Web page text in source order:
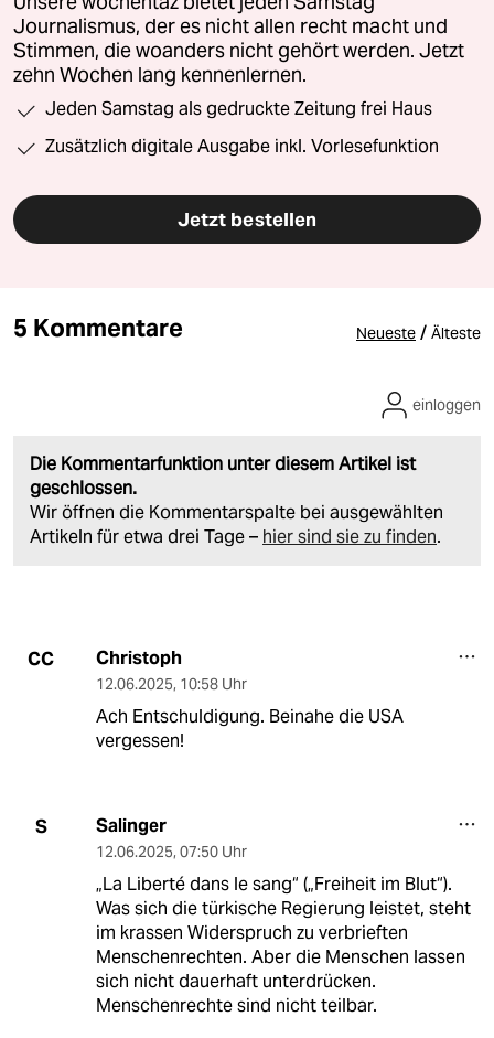
Journalismus, der es nicht allen recht macht und
Stimmen, die woanders nicht gehört werden. Jetzt
zehn Wochen lang kennenlernen.
Jeden Samstag als gedruckte Zeitung frei Haus
Zusätzlich digitale Ausgabe inkl. Vorlesefunktion
Jetzt bestellen
5 Kommentare Neueste / Älteste
Die Kommentarfunktion unter diesem Artikel ist
geschlossen.
Wir öffnen die Kommentarspalte bei ausgewählten
Artikeln für etwa drei Tage – hier sind sie zu finden.
einloggen
CC Christoph
12.06.2025, 10:58 Uhr
Ach Entschuldigung. Beinahe die USA
vergessen!
S Salinger
12.06.2025, 07:50 Uhr
„La Liberté dans le sang“ („Freiheit im Blut“).
Was sich die türkische Regierung leistet, steht
im krassen Widerspruch zu verbrieften
Menschenrechten. Aber die Menschen lassen
sich nicht dauerhaft unterdrücken.
Menschenrechte sind nicht teilbar.